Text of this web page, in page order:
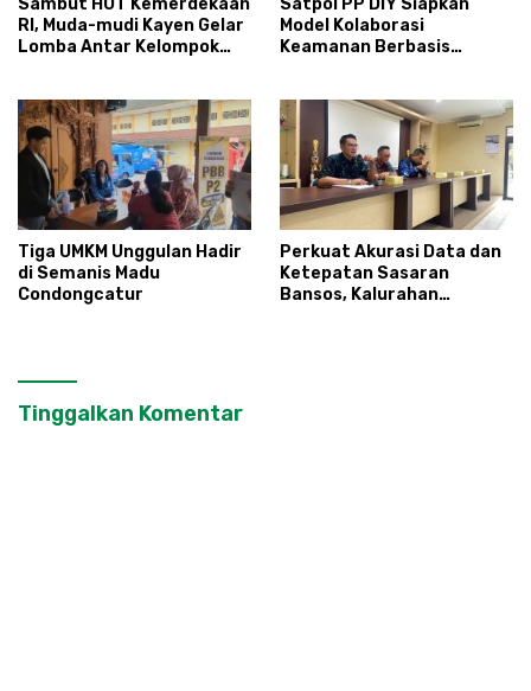
Sambut HUT Kemerdekaan
RI, Muda-mudi Kayen Gelar
Lomba Antar Kelompok
Satpol PP DIY Siapkan
Model Kolaborasi
Keamanan Berbasis
Tiga UMKM Unggulan Hadir
di Semanis Madu
Condongcatur
Perkuat Akurasi Data dan
Ketepatan Sasaran
Bansos, Kalurahan
Tinggalkan Komentar